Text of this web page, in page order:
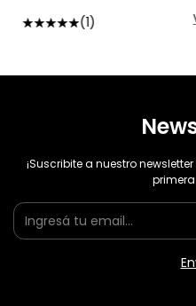
(1)
¡Suscribite a nuestro